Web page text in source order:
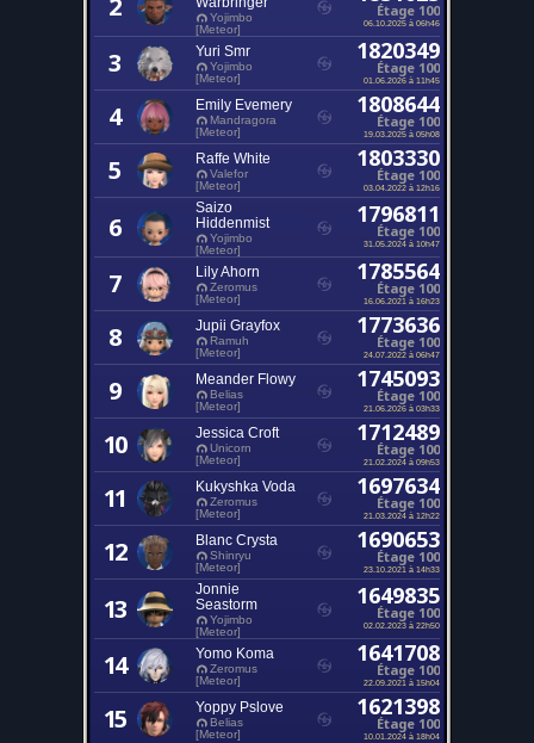
2
Yojimbo
[Meteor]
Étage 100
06.10.2025 à 06h46
3 Yuri Smr
Yojimbo
[Meteor]
1820349
Étage 100
01.06.2026 à 11h45
4 Emily Evemery
Mandragora
[Meteor]
1808644
Étage 100
19.03.2025 à 05h08
5 Raffe White
Valefor
[Meteor]
1803330
Étage 100
03.04.2022 à 12h16
6
Saizo
Hiddenmist
Yojimbo
[Meteor]
1796811
Étage 100
31.05.2024 à 10h47
7 Lily Ahorn
Zeromus
[Meteor]
1785564
Étage 100
16.06.2021 à 16h23
8 Jupii Grayfox
Ramuh
[Meteor]
1773636
Étage 100
24.07.2022 à 06h47
9 Meander Flowy
Belias
[Meteor]
1745093
Étage 100
21.06.2026 à 03h33
10 Jessica Croft
Unicorn
[Meteor]
1712489
Étage 100
21.02.2024 à 09h53
11 Kukyshka Voda
Zeromus
[Meteor]
1697634
Étage 100
21.03.2024 à 12h22
12 Blanc Crysta
Shinryu
[Meteor]
1690653
Étage 100
23.10.2021 à 14h33
13
Jonnie
Seastorm
Yojimbo
[Meteor]
1649835
Étage 100
02.02.2023 à 22h50
14 Yomo Koma
Zeromus
[Meteor]
1641708
Étage 100
22.09.2021 à 15h04
15 Yoppy Pslove
Belias
[Meteor]
1621398
Étage 100
10.01.2024 à 18h04